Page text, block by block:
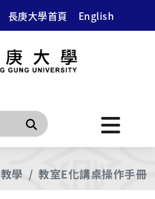
長庚大學首頁 English
搜尋
教學 教室E化講桌操作手冊